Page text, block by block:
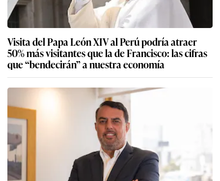
Visita del Papa León XIV al Perú podría atraer
50% más visitantes que la de Francisco: las cifras
que “bendecirán” a nuestra economía